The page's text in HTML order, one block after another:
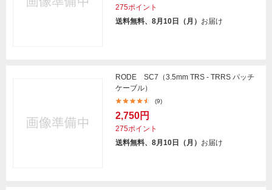
275ポイント
送料無料、8月10日（月） お届け
RODE SC7（3.5mm TRS - TRRS パッチ
ケーブル）
(9)
2,750円
275ポイント
送料無料、8月10日（月） お届け